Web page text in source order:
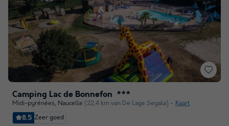
Camping Lac de Bonnefon ★★★
Midi-pyrénées, Naucelle (22,4 km van De Lage Segala) Kaart
8.5 Zeer goed